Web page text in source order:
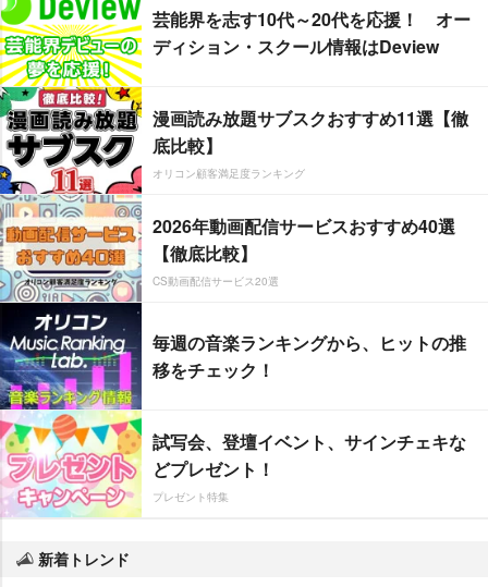
芸能界を志す10代～20代を応援！ オー
ディション・スクール情報はDeview
漫画読み放題サブスクおすすめ11選【徹
底比較】
オリコン顧客満足度ランキング
2026年動画配信サービスおすすめ40選
【徹底比較】
CS動画配信サービス20選
毎週の音楽ランキングから、ヒットの推
移をチェック！
試写会、登壇イベント、サインチェキな
どプレゼント！
プレゼント特集
新着トレンド